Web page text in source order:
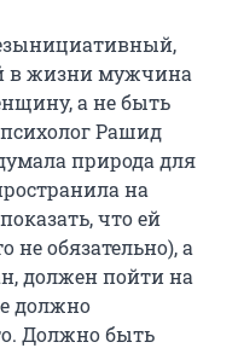
в жизни мужчина
а не быть
Рашид
природа для
на
что ей
обязательно), а
должен пойти на
должно
Должно быть